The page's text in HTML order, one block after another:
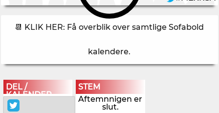
📆 KLIK HER: Få overblik over samtlige Sofabold
kalendere.
DEL /
KALENDER
STEM
Aftemnnigen er
slut.